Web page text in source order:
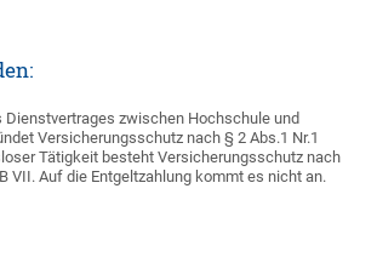
Dienstvertrages zwischen Hochschule und
Versicherungsschutz nach § 2 Abs.1 Nr.1
Tätigkeit besteht Versicherungsschutz nach
VII. Auf die Entgeltzahlung kommt es nicht an.